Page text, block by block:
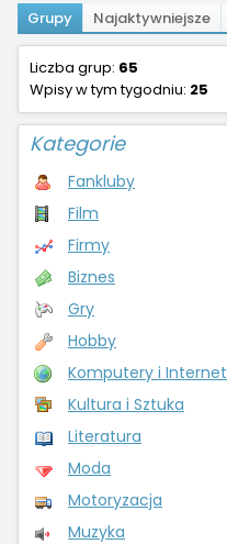
Grupy Najaktywniejsze
Liczba grup: 65
Wpisy w tym tygodniu: 25
Kategorie
Fankluby
Film
Firmy
Biznes
Gry
Hobby
Komputery i Internet
Kultura i Sztuka
Literatura
Moda
Motoryzacja
Muzyka